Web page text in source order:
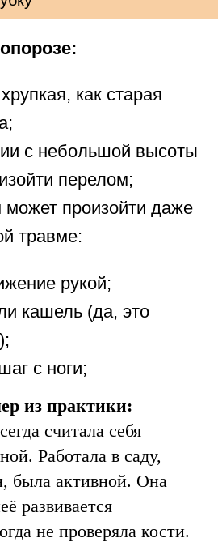
из практики:
считала себя
Работала в саду,
была активной. Она
развивается
не проверяла кости.